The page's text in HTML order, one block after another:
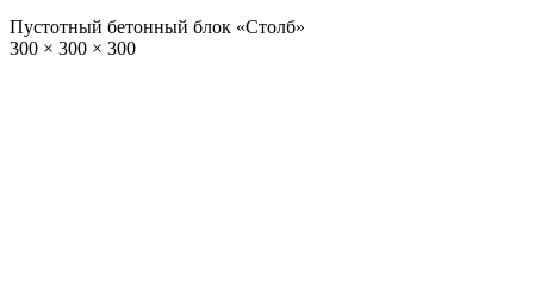
Пустотный бетонный блок «Столб»
300 × 300 × 300